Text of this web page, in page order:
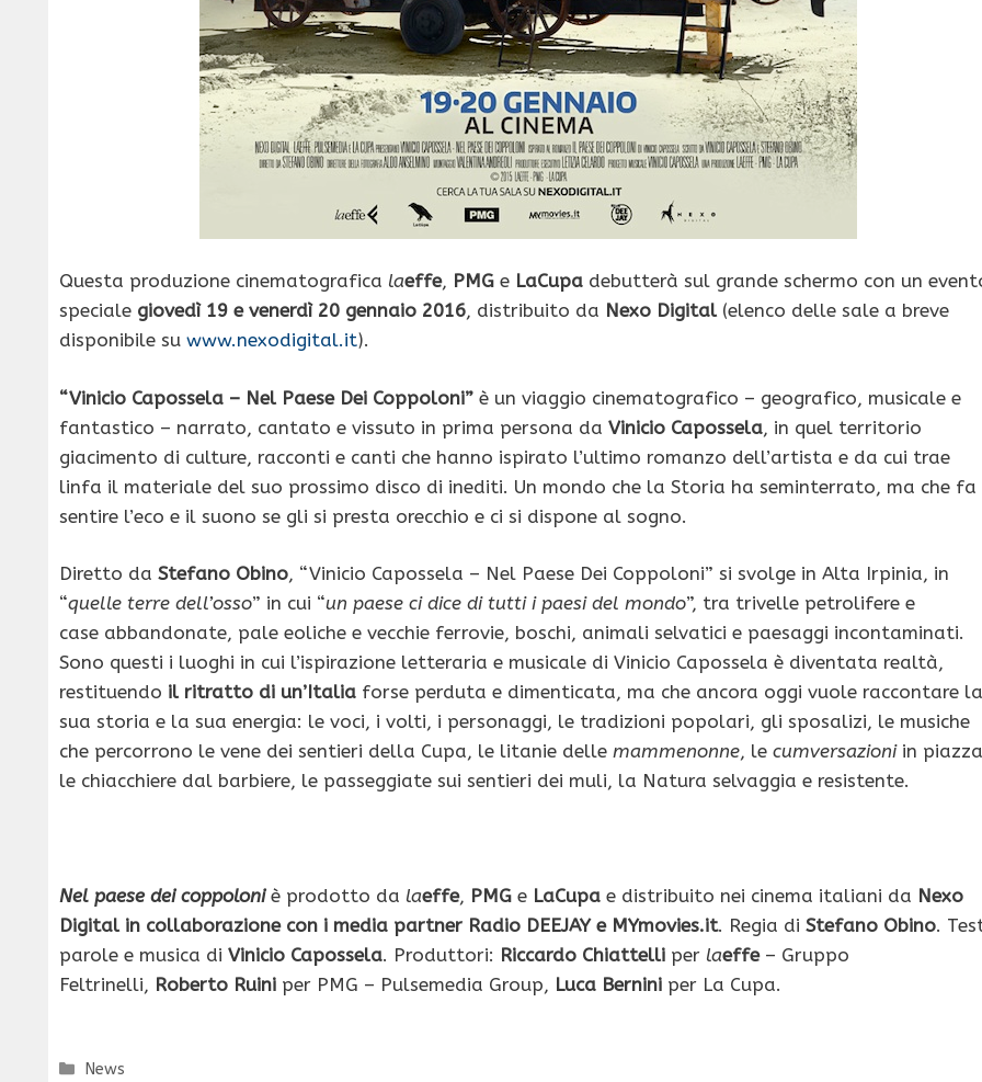
Questa produzione cinematografica laeffe, PMG e LaCupa debutterà sul grande schermo con un
speciale giovedì 19 e venerdì 20 gennaio 2016, distribuito da Nexo Digital(elenco delle sale a breve
disponibile su www.nexodigital.it).
“Vinicio Capossela – Nel Paese Dei Coppoloni” è un viaggio cinematografico – geografico, musicale e
fantastico – narrato, cantato e vissuto in prima persona da Vinicio Capossela, in quel territorio
giacimento di culture, racconti e canti che hanno ispirato l’ultimo romanzo dell’artista e da cui trae
linfa il materiale del suo prossimo disco di inediti. Un mondo che la Storia ha seminterrato, ma che fa
sentire l’eco e il suono se gli si presta orecchio e ci si dispone al sogno.
Diretto da Stefano Obino, “Vinicio Capossela – Nel Paese Dei Coppoloni” si svolge in Alta Irpinia, in
“quelle terre dell’osso” in cui “un paese ci dice di tutti i paesi del mondo”, tra trivelle petrolifere e
case abbandonate, pale eoliche e vecchie ferrovie, boschi, animali selvatici e paesaggi incontaminati.
Sono questi i luoghi in cui l’ispirazione letteraria e musicale di Vinicio Capossela è diventata realtà,
restituendo il ritratto di un’Italia forse perduta e dimenticata, ma che ancora oggi vuole raccontare la
sua storia e la sua energia: le voci, i volti, i personaggi, le tradizioni popolari, gli sposalizi, le musiche
che percorrono le vene dei sentieri della Cupa, le litanie delle mammenonne, le cumversazioniin
le chiacchiere dal barbiere, le passeggiate sui sentieri dei muli, la Natura selvaggia e resistente.
Nel paese dei coppoloniè prodotto da laeffe, PMG e LaCupa e distribuito nei cinema italiani da Nexo
Digital in collaborazione con i media partner Radio DEEJAY e MYmovies.it. Regia di Stefano Obino.
parole e musica di Vinicio Capossela. Produttori: Riccardo Chiattelli per laeffe– Gruppo
Feltrinelli, Roberto Ruini per PMG – Pulsemedia Group, Luca Bernini per La Cupa.
Categorie
News